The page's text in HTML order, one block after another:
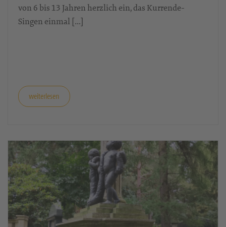
von 6 bis 13 Jahren herzlich ein, das Kurrende-
Singen einmal […]
weiterlesen